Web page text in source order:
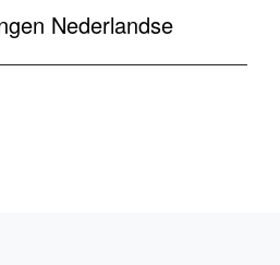
Nederlandse